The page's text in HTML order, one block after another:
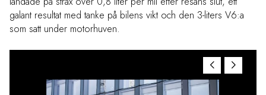
galant resultat med tanke på bilens vikt och den 3-liters V6:a
som satt under motorhuven.